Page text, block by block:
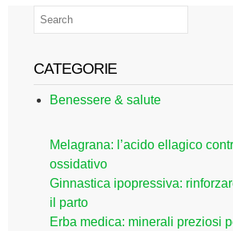
CATEGORIE
Benessere & salute
Melagrana: l’acido ellagico
ossidativo
Ginnastica ipopressiva:
il parto
Erba medica: minerali preziosi